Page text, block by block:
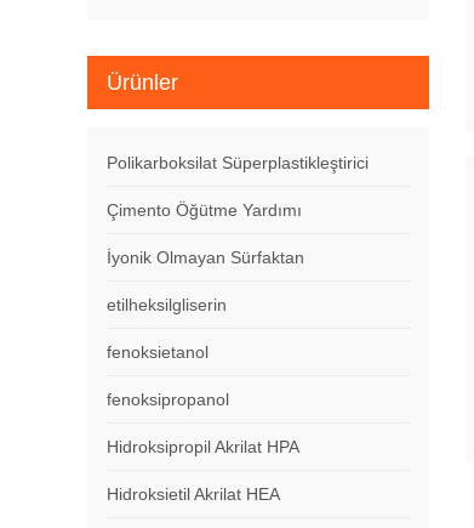
Ürünler
Polikarboksilat Süperplastikleştirici
Çimento Öğütme Yardımı
İyonik Olmayan Sürfaktan
etilheksilgliserin
fenoksietanol
fenoksipropanol
Hidroksipropil Akrilat HPA
Hidroksietil Akrilat HEA